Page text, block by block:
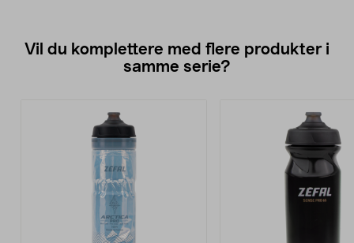
Vil du komplettere med flere produkter i
samme serie?